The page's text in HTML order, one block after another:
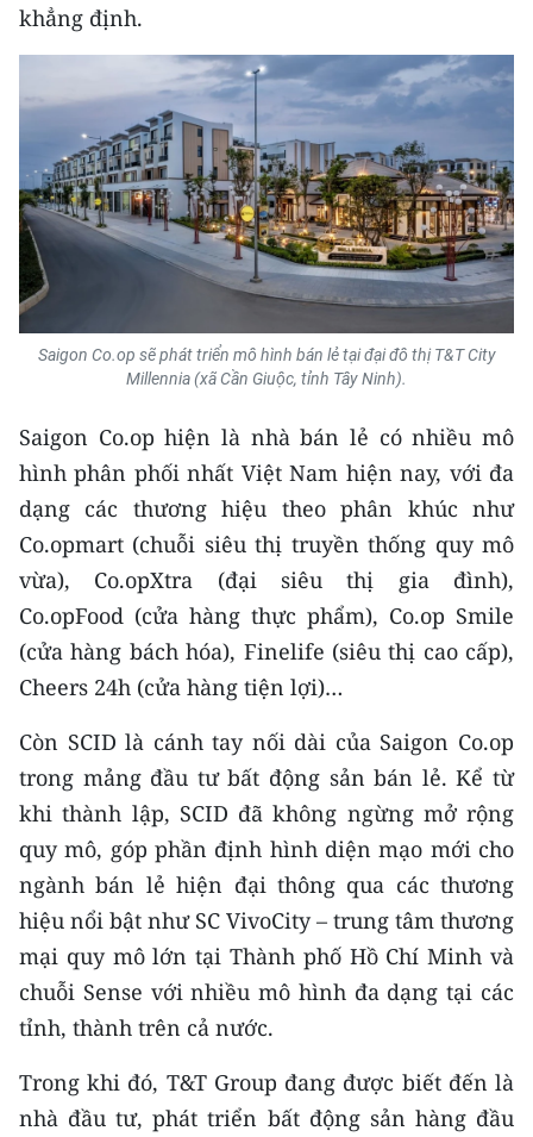
ENGLISH
FRANÇAIS
РУССКИЙ
ESPAÑOL
한국어
khẳng định.
Saigon Co.op sẽ phát triển mô hình bán lẻ tại đại đô thị T&T City
Millennia (xã Cần Giuộc, tỉnh Tây Ninh).
Saigon Co.op hiện là nhà bán lẻ có nhiều mô
hình phân phối nhất Việt Nam hiện nay, với đa
dạng các thương hiệu theo phân khúc như
Co.opmart (chuỗi siêu thị truyền thống quy mô
vừa), Co.opXtra (đại siêu thị gia đình),
Co.opFood (cửa hàng thực phẩm), Co.op Smile
(cửa hàng bách hóa), Finelife (siêu thị cao cấp),
Cheers 24h (cửa hàng tiện lợi)…
Còn SCID là cánh tay nối dài của Saigon Co.op
trong mảng đầu tư bất động sản bán lẻ. Kể từ
khi thành lập, SCID đã không ngừng mở rộng
quy mô, góp phần định hình diện mạo mới cho
ngành bán lẻ hiện đại thông qua các thương
hiệu nổi bật như SC VivoCity – trung tâm thương
mại quy mô lớn tại Thành phố Hồ Chí Minh và
chuỗi Sense với nhiều mô hình đa dạng tại các
tỉnh, thành trên cả nước.
Trong khi đó, T&T Group đang được biết đến là
nhà đầu tư, phát triển bất động sản hàng đầu